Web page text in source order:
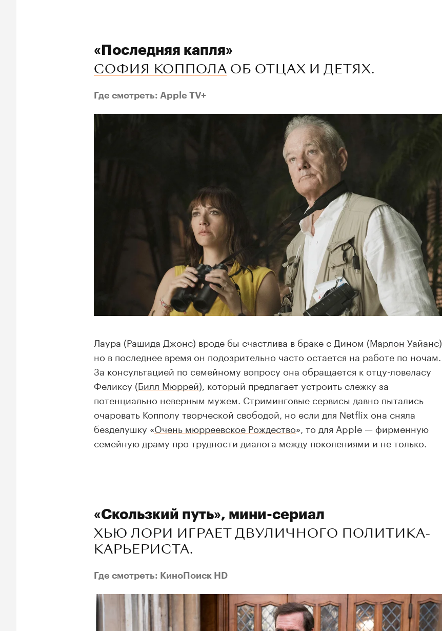
«Последняя капля»
СОФИЯ КОППОЛА ОБ ОТЦАХ И ДЕТЯХ.
Где смотреть: Apple TV+
Лаура (Рашида Джонс) вроде бы счастлива в браке с Дином (Марлон Уайанс),
но в последнее время он подозрительно часто остается на работе по ночам.
За консультацией по семейному вопросу она обращается к отцу-ловеласу
Феликсу (Билл Мюррей), который предлагает устроить слежку за
потенциально неверным мужем. Стриминговые сервисы давно пытались
очаровать Копполу творческой свободой, но если для Netflix она сняла
безделушку «Очень мюрреевское Рождество», то для Apple — фирменную
семейную драму про трудности диалога между поколениями и не только.
«Скользкий путь», мини-сериал
ХЬЮ ЛОРИ ИГРАЕТ ДВУЛИЧНОГО ПОЛИТИКА-
КАРЬЕРИСТА.
Где смотреть: КиноПоиск HD